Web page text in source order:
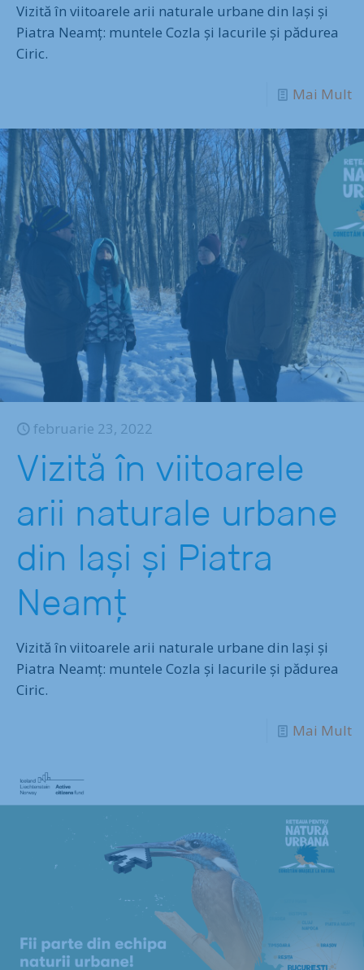
Vizită în viitoarele arii naturale urbane din Iași și
Piatra Neamț: muntele Cozla și lacurile și pădurea
Ciric.
Mai Mult
februarie 23, 2022
Vizită în viitoarele
arii naturale urbane
din Iași și Piatra
Neamț
Vizită în viitoarele arii naturale urbane din Iași și
Piatra Neamț: muntele Cozla și lacurile și pădurea
Ciric.
Mai Mult